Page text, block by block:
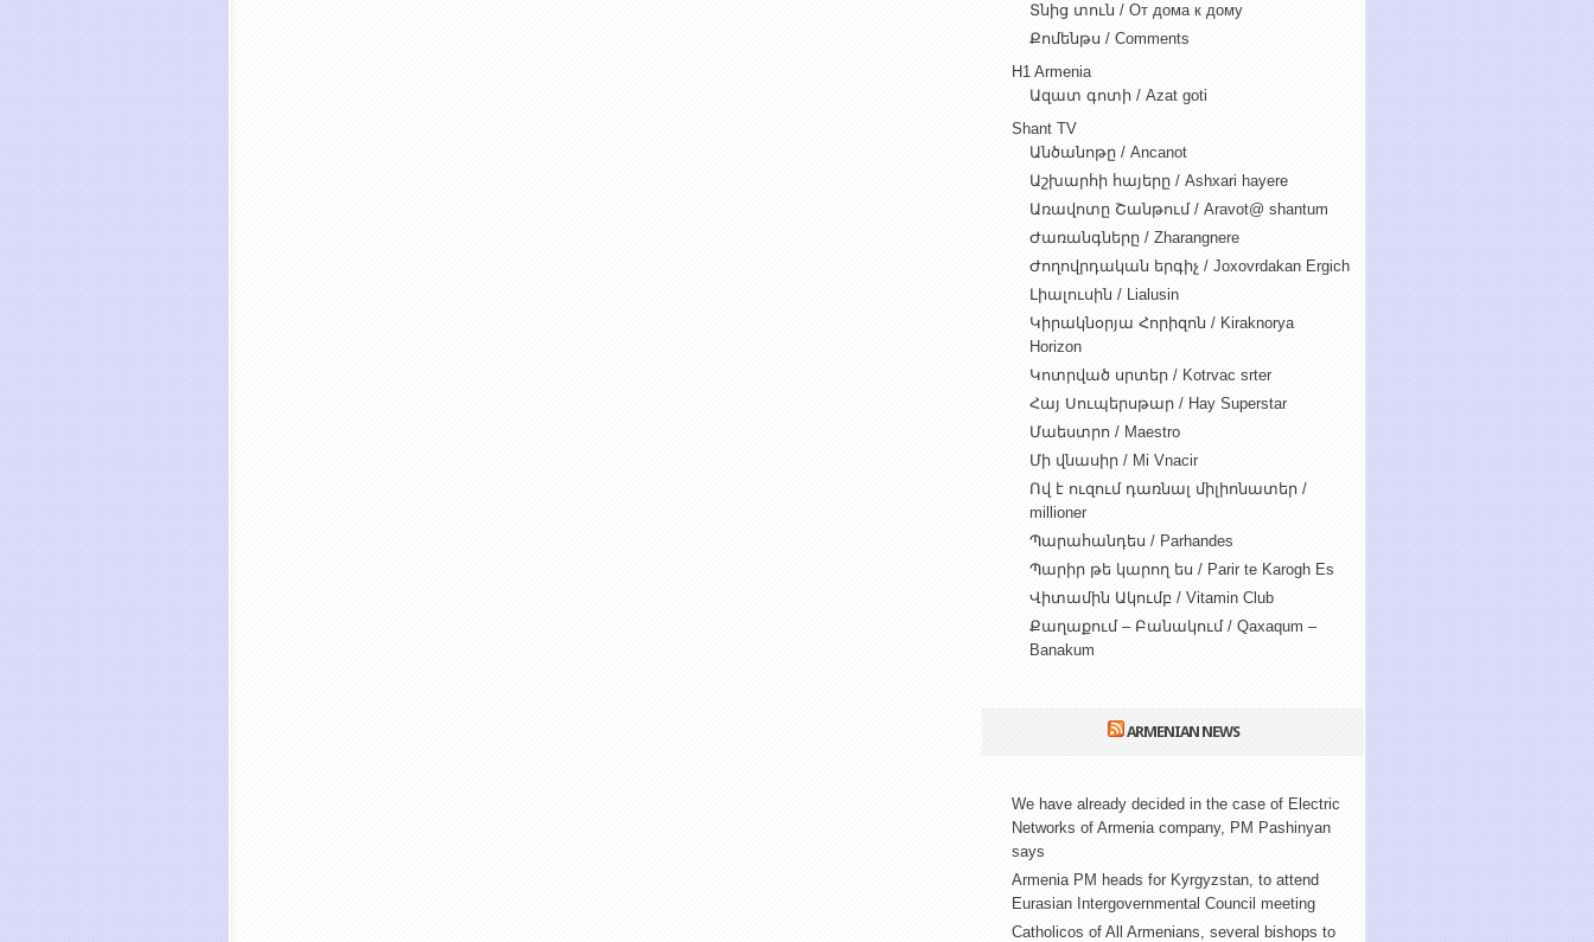
Տնից տուն / От дома к дому
Քոմենթս / Comments
H1 Armenia
Ազատ գոտի / Azat goti
Shant TV
Անծանոթը / Ancanot
Աշխարհի հայերը / Ashxari hayere
Առավոտը Շանթում / Aravot@ shantum
Ժառանգները / Zharangnere
Ժողովրդական երգիչ / Joxovrdakan Ergich
Լիալուսին / Lialusin
Կիրակնօրյա Հորիզոն / Kiraknorya
Horizon
Կոտրված սրտեր / Kotrvac srter
Հայ Սուպերսթար / Hay Superstar
Մաեստրո / Maestro
Մի վնասիր / Mi Vnacir
Ով է ուզում դառնալ միլիոնատեր /
millioner
Պարահանդես / Parhandes
Պարիր թե կարող ես / Parir te Karogh Es
Վիտամին Ակումբ / Vitamin Club
Քաղաքում – Բանակում / Qaxaqum –
Banakum
ARMENIAN NEWS
We have already decided in the case of Electric
Networks of Armenia company, PM Pashinyan
says
Armenia PM heads for Kyrgyzstan, to attend
Eurasian Intergovernmental Council meeting
Catholicos of All Armenians, several bishops to